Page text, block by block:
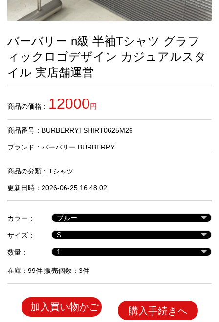
す
め
商
人
気
商
セ
ル
品
バーバリー n級 半袖Tシャツ グラフ
ィックロゴデザイン カジュアルスタ
イル 実店舗運営
商品の価格： 12000円
商品番号：BURBERRYTSHIRT0625M26
ブランド： バーバリー BURBERRY
商品の分類： Tシャツ
更新日時：2026-06-25 16:48:02
カラー：
サイズ：
数量：
在庫：99件 販売個数：3件
加入買い物かご 購入手続きへ